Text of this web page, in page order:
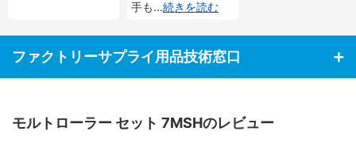
手も...続きを読む
ファクトリーサプライ用品技術窓口
モルトローラー セット 7MSHのレビュー